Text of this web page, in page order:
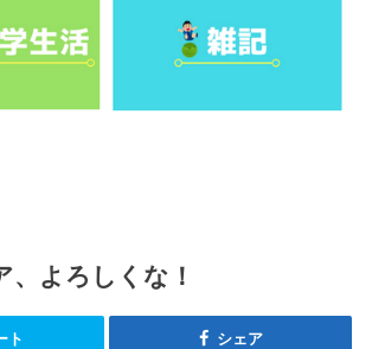
、よろしくな！
ト シェア